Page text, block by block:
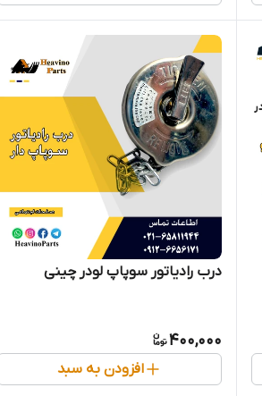
درب رادیاتور سوپاپ لودر چینی
400,000
افزودن به سبد